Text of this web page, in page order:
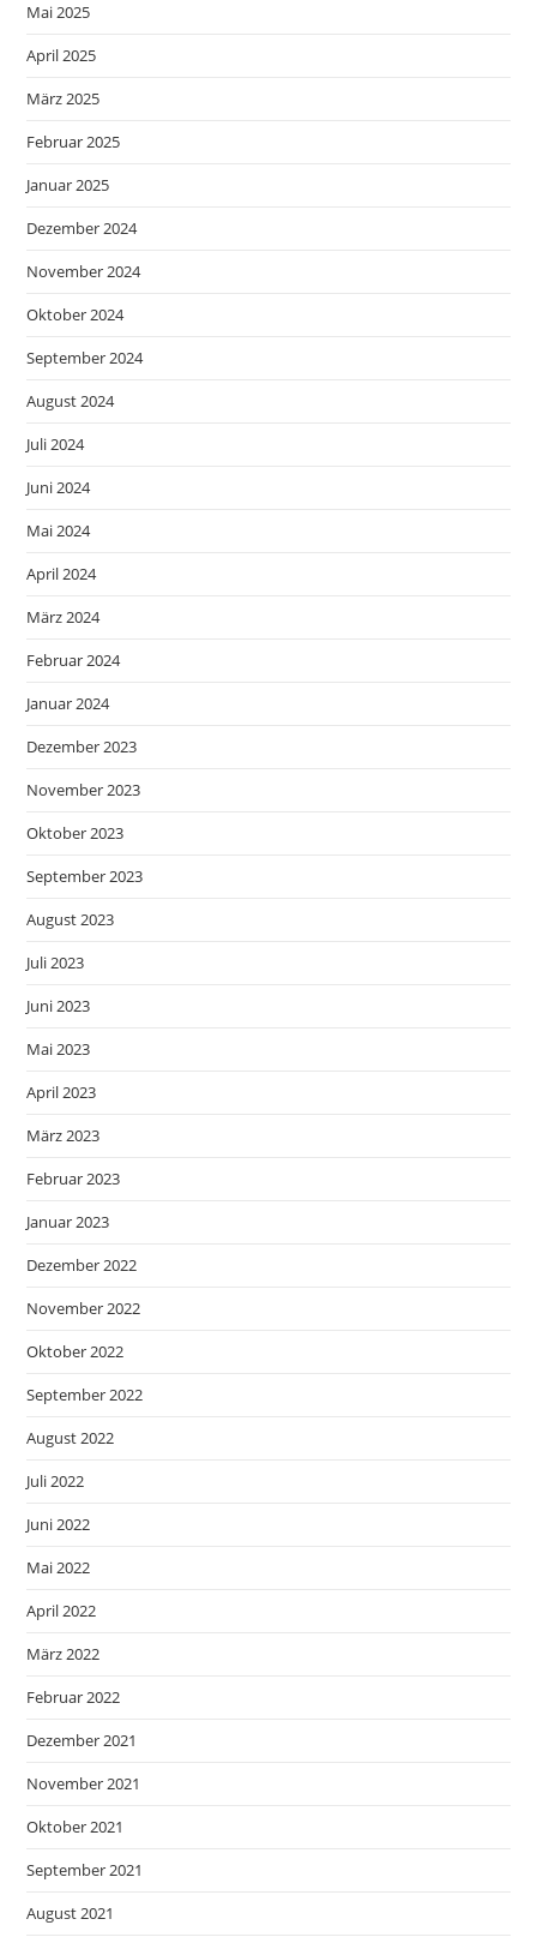
Mai 2025
April 2025
März 2025
Februar 2025
Januar 2025
Dezember 2024
November 2024
Oktober 2024
September 2024
August 2024
Juli 2024
Juni 2024
Mai 2024
April 2024
März 2024
Februar 2024
Januar 2024
Dezember 2023
November 2023
Oktober 2023
September 2023
August 2023
Juli 2023
Juni 2023
Mai 2023
April 2023
März 2023
Februar 2023
Januar 2023
Dezember 2022
November 2022
Oktober 2022
September 2022
August 2022
Juli 2022
Juni 2022
Mai 2022
April 2022
März 2022
Februar 2022
Dezember 2021
November 2021
Oktober 2021
September 2021
August 2021